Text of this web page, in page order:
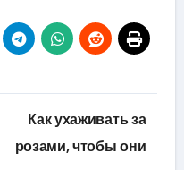
Как ухаживать за
розами, чтобы они